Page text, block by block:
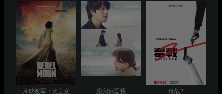
月球叛军：火之女 跟我说爱我 毒战2